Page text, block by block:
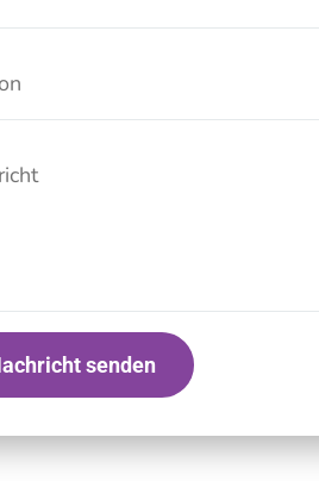
senden